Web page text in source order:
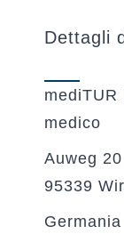
Dettagli
medico
Auweg 20
95339
Germania